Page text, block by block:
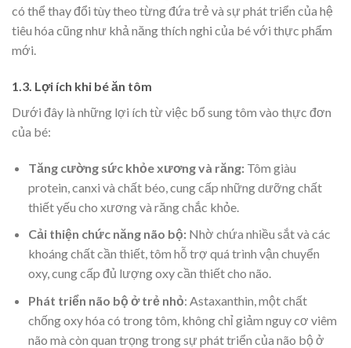
có thể thay đổi tùy theo từng đứa trẻ và sự phát triển của hệ
tiêu hóa cũng như khả năng thích nghi của bé với thực phẩm
mới.
1.3. Lợi ích khi bé ăn tôm
Dưới đây là những lợi ích từ việc bổ sung tôm vào thực đơn
của bé:
Tăng cường sức khỏe xương và răng:Tôm giàu
protein, canxi và chất béo, cung cấp những dưỡng chất
thiết yếu cho xương và răng chắc khỏe.
Cải thiện chức năng não bộ: Nhờ chứa nhiều sắt và các
khoáng chất cần thiết, tôm hỗ trợ quá trình vận chuyển
oxy, cung cấp đủ lượng oxy cần thiết cho não.
Phát triển não bộ ở trẻ nhỏ: Astaxanthin, một chất
chống oxy hóa có trong tôm, không chỉ giảm nguy cơ viêm
não mà còn quan trọng trong sự phát triển của não bộ ở